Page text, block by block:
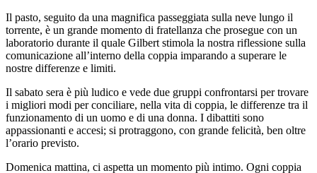
Il pasto, seguito da una magnifica passeggiata sulla neve lungo il
torrente, è un grande momento di fratellanza che prosegue con un
laboratorio durante il quale Gilbert stimola la nostra riflessione sulla
comunicazione all’interno della coppia imparando a superare le
nostre differenze e limiti.
Il sabato sera è più ludico e vede due gruppi confrontarsi per trovare
i migliori modi per conciliare, nella vita di coppia, le differenze tra il
funzionamento di un uomo e di una donna. I dibattiti sono
appassionanti e accesi; si protraggono, con grande felicità, ben oltre
l’orario previsto.
Domenica mattina, ci aspetta un momento più intimo. Ogni coppia